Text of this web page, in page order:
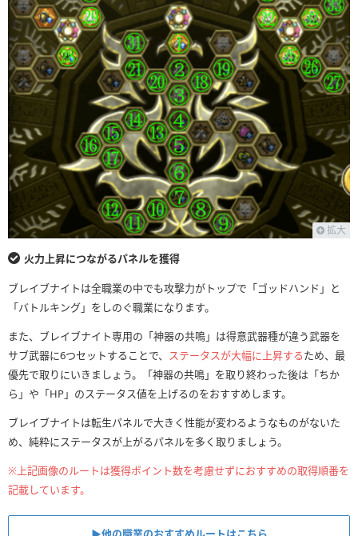
拡大
火力上昇につながるパネルを獲得
ブレイブナイトは全職業の中でも攻撃力がトップで「ゴッドハンド」と
「バトルキング」をしのぐ職業になります。
また、ブレイブナイト専用の「神器の共鳴」は得意武器種が違う武器を
サブ武器に6つセットすることで、
ステータスが大幅に上昇するため、最
優先で取りにいきましょう。「神器の共鳴」を取り終わった後は「ちか
ら」や「HP」のステータス値を上げるのをおすすめします。
ブレイブナイトは転生パネルで大きく性能が変わるようなものがないた
め、純粋にステータスが上がるパネルを多く取りましょう。
※上記画像のルートは獲得ポイント数を考慮せずにおすすめの取得順番を
記載しています。